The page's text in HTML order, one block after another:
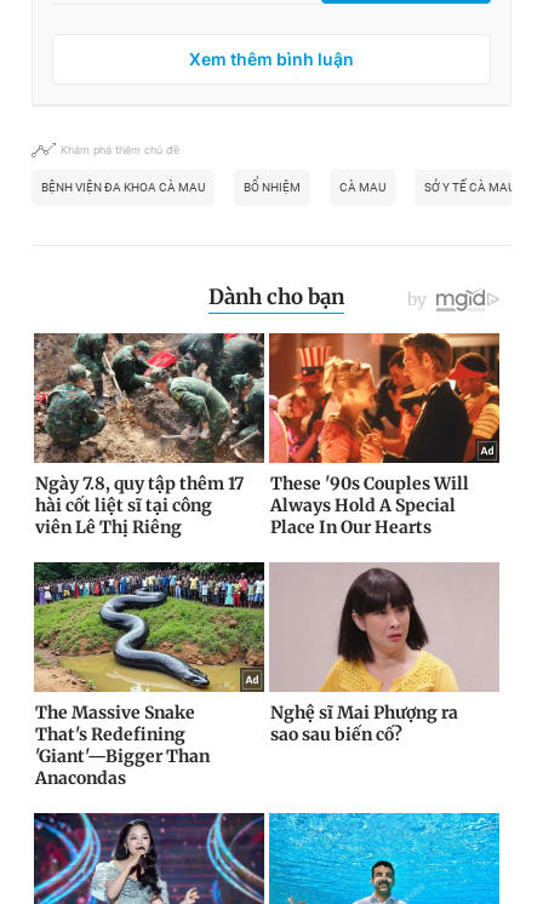
Xem thêm bình luận
Khám phá thêm chủ đề
BỆNH VIỆN ĐA KHOA CÀ MAU BỔ NHIỆM CÀ MAU SỞ Y TẾ CÀ MAU